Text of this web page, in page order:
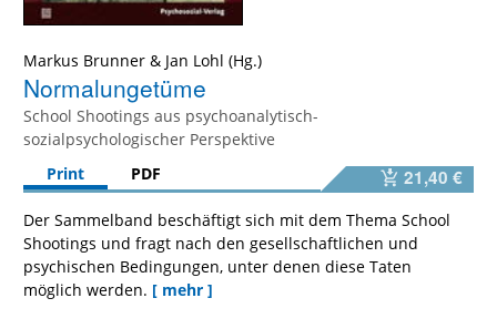
Markus Brunner & Jan Lohl
Normalungetüme
School Shootings aus psychoanalytisch-
sozialpsychologischer Perspektive
Print
PDF 21,40 €
Der Sammelband beschäftigt sich mit dem Thema School
Shootings und fragt nach den gesellschaftlichen und
psychischen Bedingungen, unter denen diese Taten
möglich werden. [ mehr ]